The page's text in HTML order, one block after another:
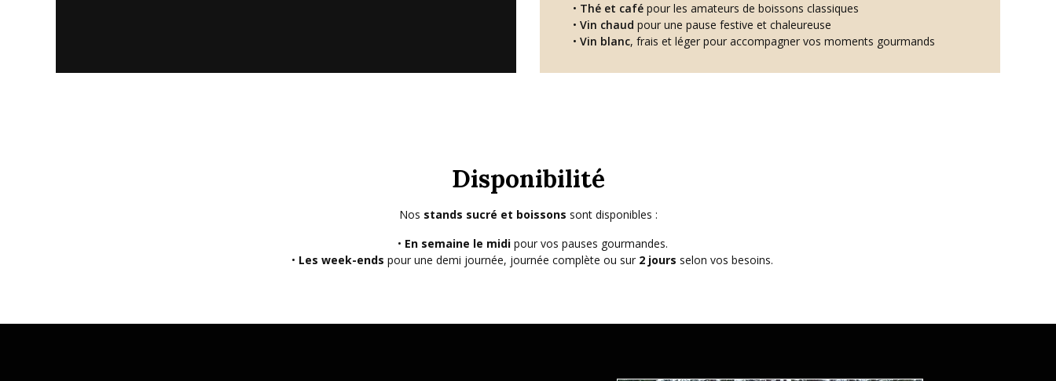
Thé et café pour les amateurs de boissons classiques
Vin chaud pour une pause festive et chaleureuse
Vin blanc, frais et léger pour accompagner vos moments gourmands
Disponibilité
Nos stands sucré et boissons sont disponibles :
En semaine le midipour vos pauses gourmandes.
Les week-ends pour une demi journée, journée complète ou sur 2 jours selon vos besoins.